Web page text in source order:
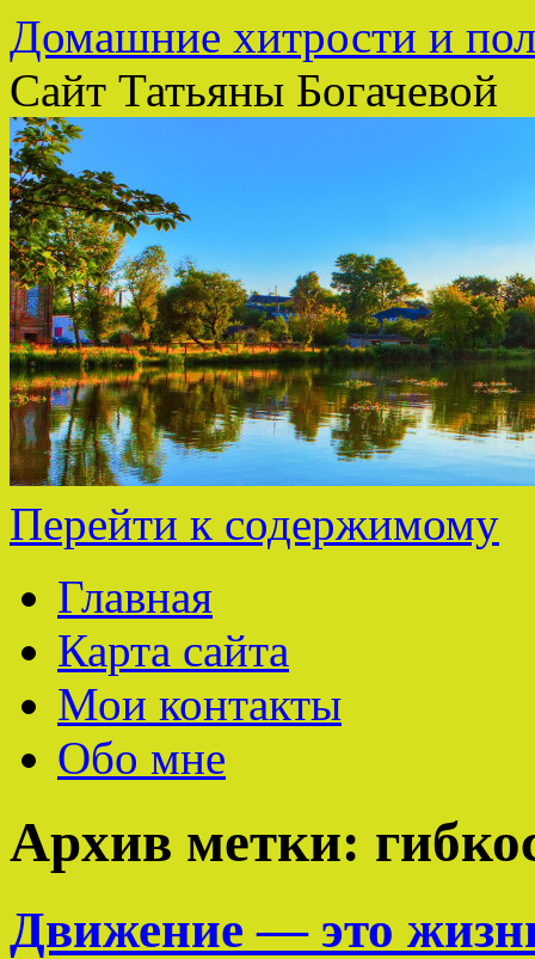
Домашние хитрости и
Сайт Татьяны Богачевой
Перейти к содержимому
Главная
Карта сайта
Мои контакты
Обо мне
Архив метки:
Движение — это